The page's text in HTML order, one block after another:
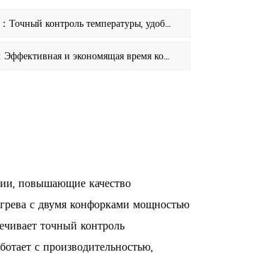
Предыдущий：Точный контроль температуры, удобная двойная конфорка
Следующий：Эффективная и экономящая время коммерческая двойная конфорка
повышающие качество
с двумя конфорками мощностью
точный контроль
с производительностью,